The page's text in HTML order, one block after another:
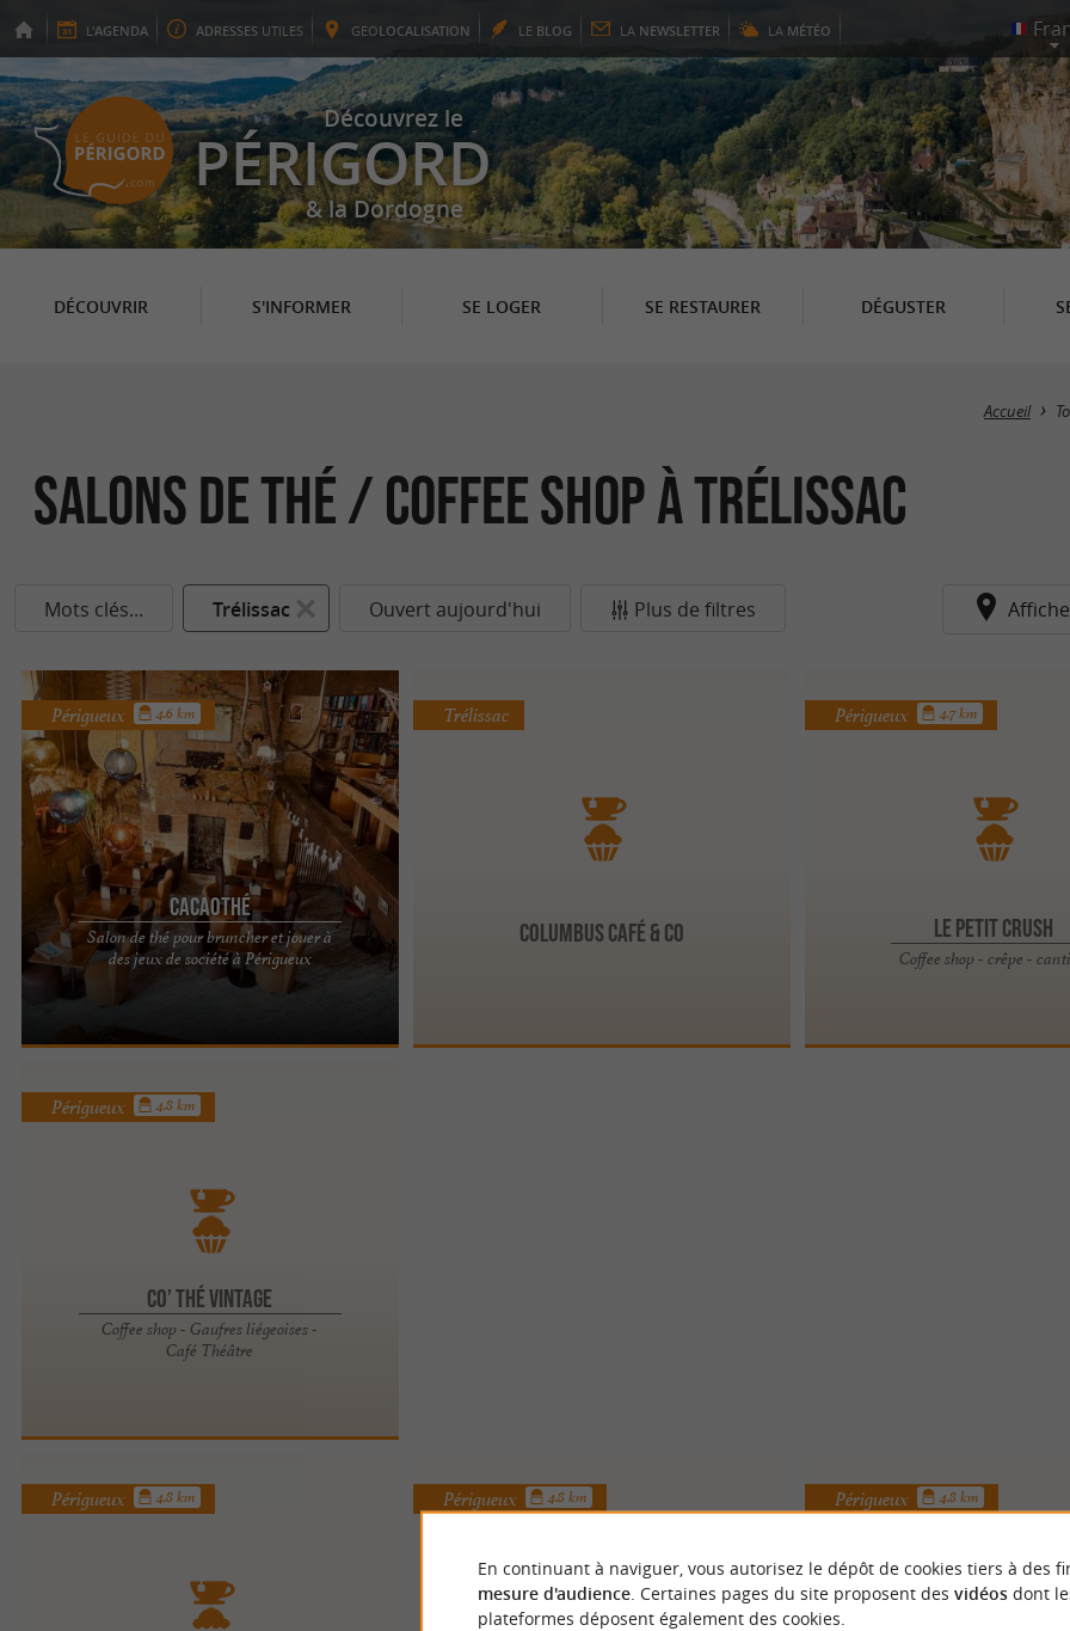
L'AGENDA ADRESSES UTILES GEOLOCALISATION LE BLOG LA NEWSLETTER LA MÉTÉO
Découvrez le
PÉRIGORD
& la Dordogne
DÉCOUVRIR S'INFORMER SE LOGER SE RESTAURER DÉGUSTER
Accueil
Salons de thé / coffee shop à Trélissac
Mots clés... Trélissac Ouvert aujourd'hui Plus de filtres
Cacaothé
Salon de thé pour bruncher et jouer à
des jeux de société à Périgueux
Périgueux 4.6 km
Le Cacaothé, c'est un lieu pour toute la famille,
installé à Périgueux, juste en face de la
Columbus Café & Co
Trélissac
Le Petit Crush
Coffee shop - crêpe -
Périgueux 4.7 km
Co’ Thé Vintage
Coffee shop - Gaufres liégeoises -
Café Théâtre
Périgueux 4.8 km
Périgueux 4.8 km Périgueux 4.8 km Périgueux 4.8 km
En continuant à naviguer, vous autorisez le dépôt de cookies tiers à des
mesure d'audience. Certaines pages du site proposent des vidéosdont
plateformes déposent également des cookies.